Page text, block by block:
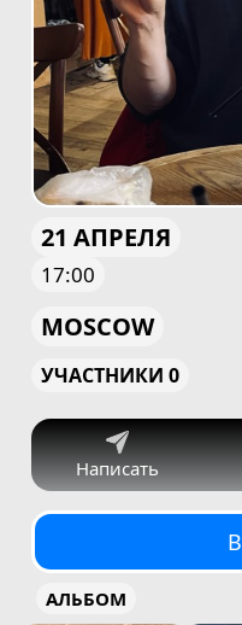
21 АПРЕЛЯ
17:00
MOSCOW
УЧАСТНИКИ 0
Написать
АЛЬБОМ